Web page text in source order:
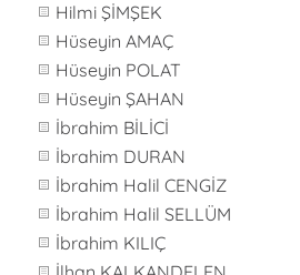
Hilmi ŞİMŞEK
Hüseyin AMAÇ
Hüseyin POLAT
Hüseyin ŞAHAN
İbrahim BİLİCİ
İbrahim DURAN
İbrahim Halil CENGİZ
İbrahim Halil SELLÜM
İbrahim KILIÇ